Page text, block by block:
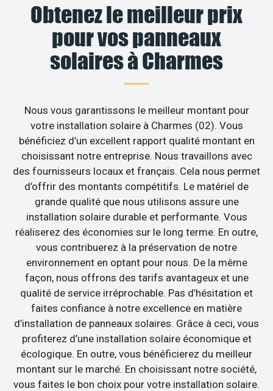
Obtenez le meilleur prix
pour vos panneaux
solaires à Charmes
Nous vous garantissons le meilleur montant pour
votre installation solaire à Charmes (02). Vous
bénéficiez d’un excellent rapport qualité montant en
choisissant notre entreprise. Nous travaillons avec
des fournisseurs locaux et français. Cela nous permet
d’offrir des montants compétitifs. Le matériel de
grande qualité que nous utilisons assure une
installation solaire durable et performante. Vous
réaliserez des économies sur le long terme. En outre,
vous contribuerez à la préservation de notre
environnement en optant pour nous. De la même
façon, nous offrons des tarifs avantageux et une
qualité de service irréprochable. Pas d’hésitation et
faites confiance à notre excellence en matière
d’installation de panneaux solaires. Grâce à ceci, vous
profiterez d’une installation solaire économique et
écologique. En outre, vous bénéficierez du meilleur
montant sur le marché. En choisissant notre société,
vous faites le bon choix pour votre installation solaire.